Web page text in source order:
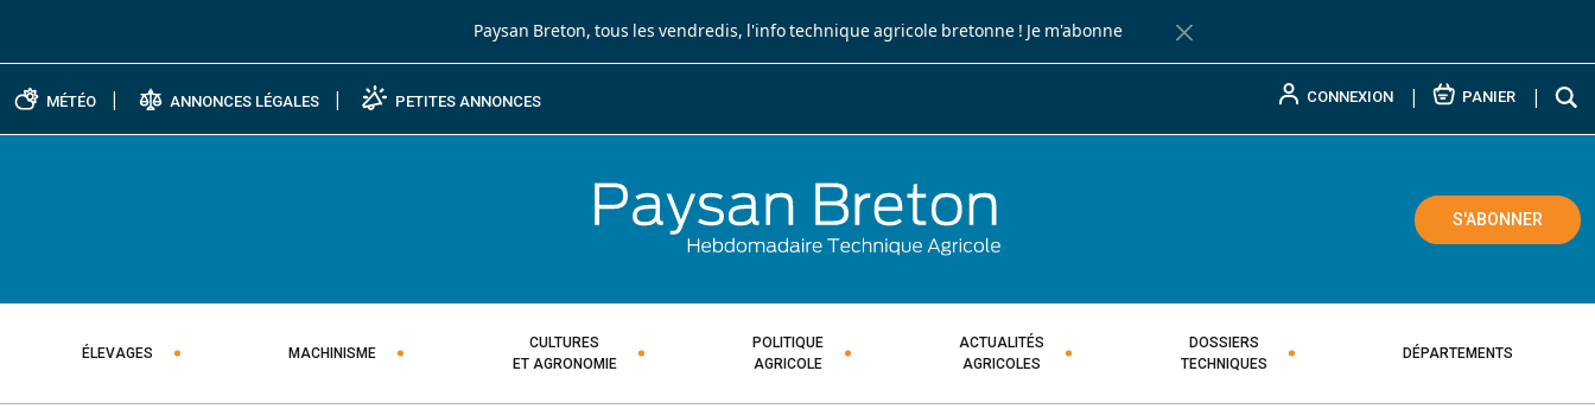
Paysan Breton, tous les vendredis, l'info technique agricole bretonne ! Je m'abonne
Fermer la barre de notification
MÉTÉO ANNONCES LÉGALES PETITES ANNONCES CONNEXION PANIER
S'ABONNER
ÉLEVAGES MACHINISME
CULTURES
ET AGRONOMIE
POLITIQUE
AGRICOLE
ACTUALITÉS
AGRICOLES
DOSSIERS
TECHNIQUES
DÉPARTEMENTS